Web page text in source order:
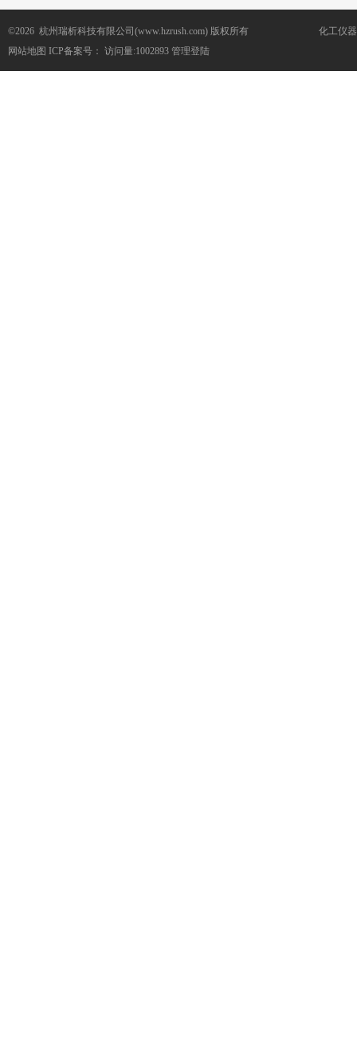
©2026 杭州瑞析科技有限公司(www.hzrush.com) 版权所有
网站地图 ICP备案号： 访问量:1002893 管理登陆
化工仪